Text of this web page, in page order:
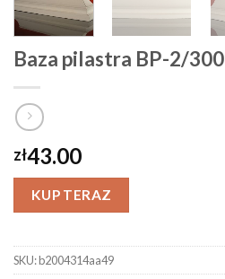
Baza pilastra BP-2/300
zł43.00
KUP TERAZ
SKU:b2004314aa49